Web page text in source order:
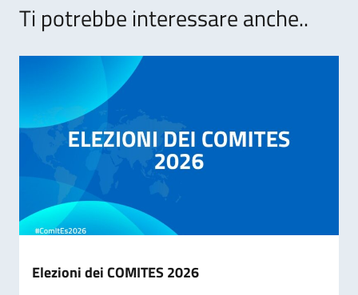
Ti potrebbe interessare anche..
Elezioni dei COMITES 2026